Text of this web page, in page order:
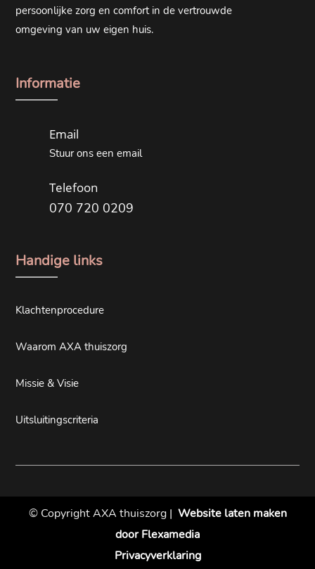
persoonlijke zorg en comfort in de vertrouwde
omgeving van uw eigen huis.
Informatie
Email
Stuur ons een email
Telefoon
070 720 0209
Handige links
Klachtenprocedure
Waarom AXA thuiszorg
Missie & Visie
Uitsluitingscriteria
© Copyright AXA thuiszorg | Website laten maken
door Flexamedia
Privacyverklaring